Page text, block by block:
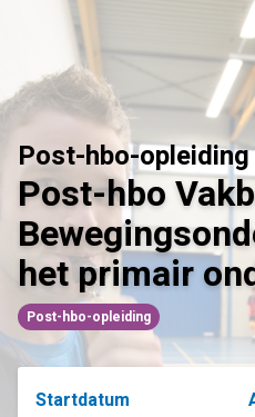
naar
inhoud
Post-hbo-opleiding
Post-hbo
het primair
Post-hbo-opleiding
Startdatum